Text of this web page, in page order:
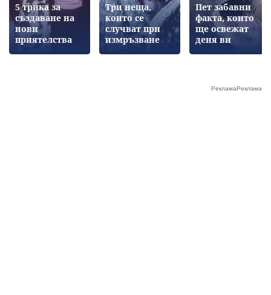
5 трика за
създаване на
нови
приятелства
Три неща,
които се
случват при
измръзване
Пет забавни
факта, които
ще освежат
деня ви